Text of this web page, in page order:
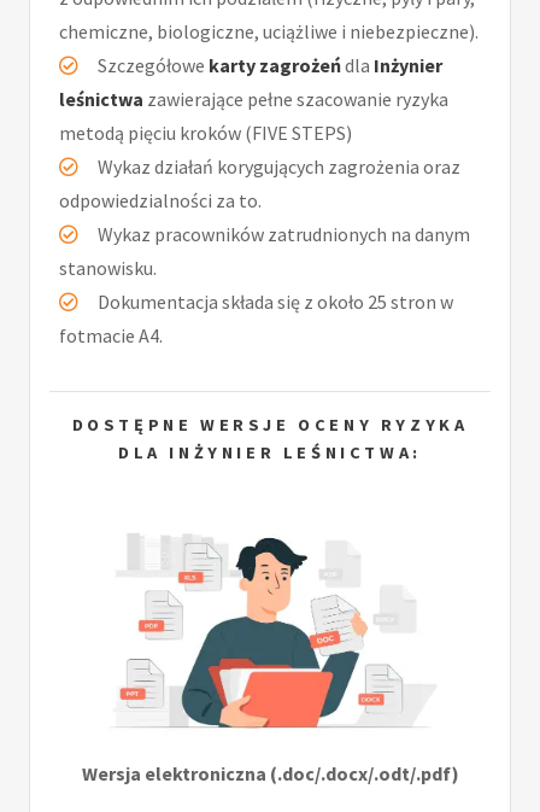
chemiczne, biologiczne, uciążliwe i niebezpieczne).
Szczegółowe karty zagrożeńdla Inżynier
leśnictwa zawierające pełne szacowanie ryzyka
metodą pięciu kroków (FIVE STEPS)
Wykaz działań korygujących zagrożenia oraz
odpowiedzialności za to.
Wykaz pracowników zatrudnionych na danym
stanowisku.
Dokumentacja składa się z około 25 stron w
fotmacie A4.
DOSTĘPNE WERSJE OCENY RYZYKA
DLA INŻYNIER LEŚNICTWA:
Wersja elektroniczna (.doc/.docx/.odt/.pdf)